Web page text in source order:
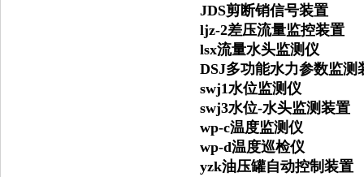
JDS剪断销信号装置
ljz-2差压流量监控装置
lsx流量水头监测仪
DSJ多功能水力参数监
swj1水位监测仪
swj3水位-水头监测装
wp-c温度监测仪
wp-d温度巡检仪
yzk油压罐自动控制装置